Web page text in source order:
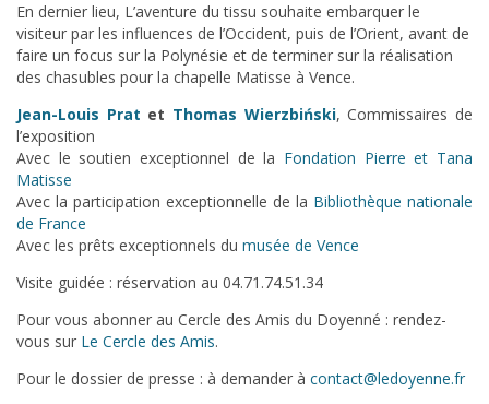
En dernier lieu, L’aventure du tissu souhaite embarquer le
visiteur par les influences de l’Occident, puis de l’Orient, avant de
faire un focus sur la Polynésie et de terminer sur la réalisation
des chasubles pour la chapelle Matisse à Vence.
Jean-Louis Prat et Thomas Wierzbiński, Commissaires de
l’exposition
Avec le soutien exceptionnel de la Fondation Pierre et Tana
Matisse
Avec la participation exceptionnelle de la Bibliothèque nationale
de France
Avec les prêts exceptionnels du musée de Vence
Visite guidée : réservation au 04.71.74.51.34
Pour vous abonner au Cercle des Amis du Doyenné : rendez-
vous sur Le Cercle des Amis.
Pour le dossier de presse : à demander à contact@ledoyenne.fr